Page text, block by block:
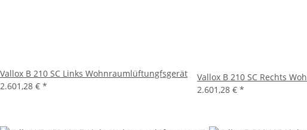
Vallox B 210 SC Links Wohnraumlüftungfsgerät
2.601,28 € *
Vallox B 210 SC Rechts
2.601,28 € *